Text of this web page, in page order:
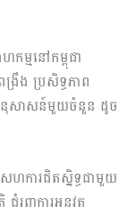
ម្មនៅកម្ពុជា
រឹង ប្រសិទ្ធភាព
អនុសាសន៍មួយចំនួន ដូច
ហការជិតស្និទ្ធជាមួយ